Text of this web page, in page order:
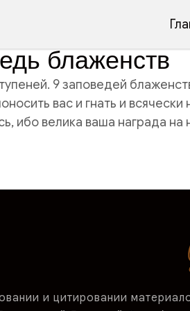
блаженств
9 заповедей
вас и гнать и
ибо велика ваша награда на
и цитировании